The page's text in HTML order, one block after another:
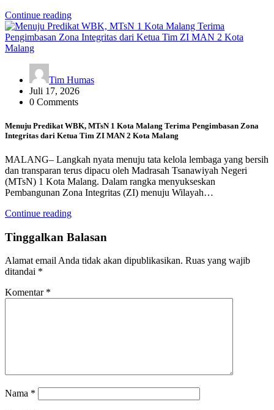
Continue reading
Tim Humas
Juli 17, 2026
0 Comments
Menuju Predikat WBK, MTsN 1 Kota Malang Terima Pengimbasan Zona
Integritas dari Ketua Tim ZI MAN 2 Kota Malang
MALANG– Langkah nyata menuju tata kelola lembaga yang bersih
dan transparan terus dipacu oleh Madrasah Tsanawiyah Negeri
(MTsN) 1 Kota Malang. Dalam rangka menyukseskan
Pembangunan Zona Integritas (ZI) menuju Wilayah…
Continue reading
Tinggalkan Balasan
Alamat email Anda tidak akan dipublikasikan. Ruas yang wajib
ditandai *
Komentar *
Nama *